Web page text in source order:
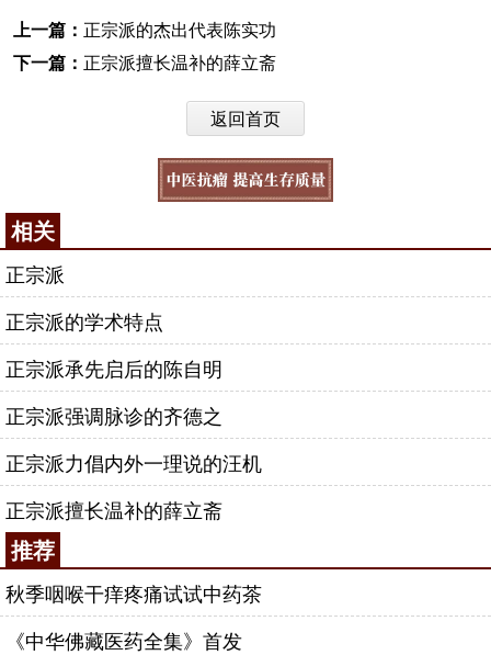
上一篇： 正宗派的杰出代表陈实功
下一篇： 正宗派擅长温补的薛立斋
返回首页
相关
正宗派
正宗派的学术特点
正宗派承先启后的陈自明
正宗派强调脉诊的齐德之
正宗派力倡内外一理说的汪机
正宗派擅长温补的薛立斋
推荐
秋季咽喉干痒疼痛试试中药茶
《中华佛藏医药全集》首发